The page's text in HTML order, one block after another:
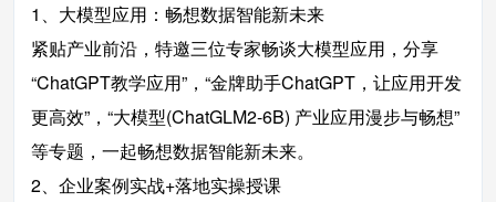
1、大模型应用：畅想数据智能新未来
紧贴产业前沿，特邀三位专家畅谈大模型应用，分享
“ChatGPT教学应用”，“金牌助手ChatGPT，让应用开发
更高效”，“大模型(ChatGLM2-6B) 产业应用漫步与畅想”
等专题，一起畅想数据智能新未来。
2、企业案例实战+落地实操授课